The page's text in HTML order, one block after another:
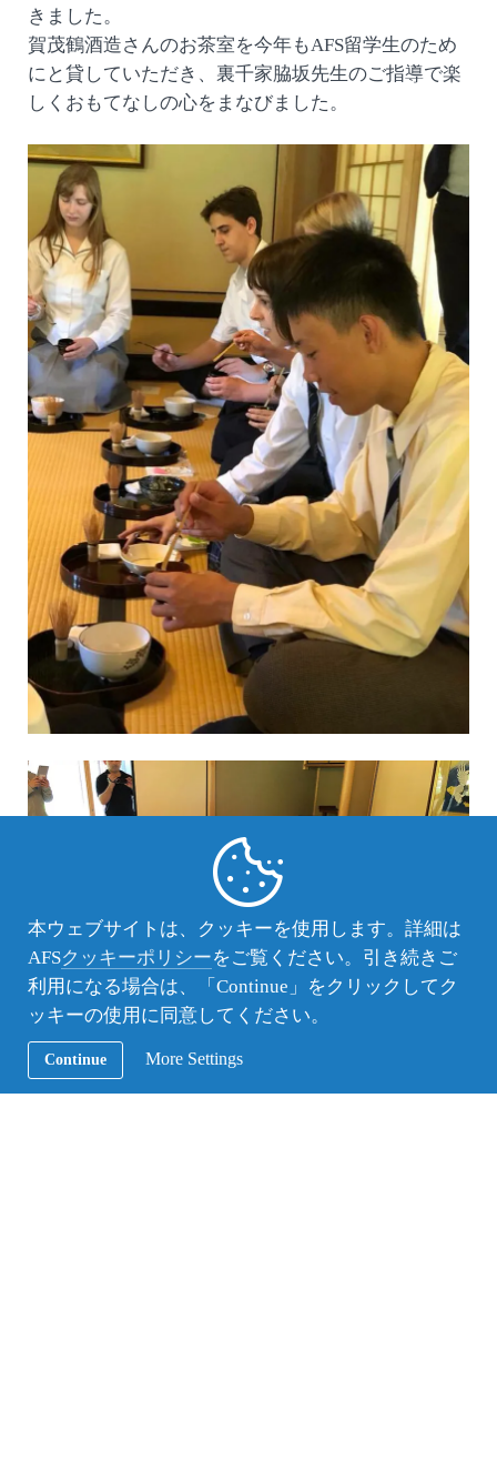
きました。
賀茂鶴酒造さんのお茶室を今年もAFS留学生のため
にと貸していただき、裏千家脇坂先生のご指導で楽
しくおもてなしの心をまなびました。
本ウェブサイトは、クッキーを使用します。詳細は
AFSクッキーポリシーをご覧ください。引き続きご
利用になる場合は、「Continue」をクリックしてク
ッキーの使用に同意してください。
Continue More Settings